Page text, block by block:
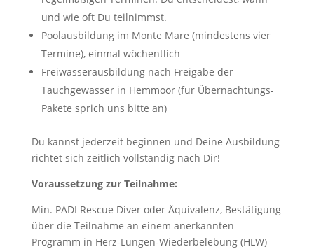
und wie oft Du teilnimmst.
Poolausbildung im Monte Mare (mindestens vier
Termine), einmal wöchentlich
Freiwasserausbildung nach Freigabe der
Tauchgewässer in Hemmoor (für Übernachtungs-
Pakete sprich uns bitte an)
Du kannst jederzeit beginnen und Deine Ausbildung
richtet sich zeitlich vollständig nach Dir!
Voraussetzung zur Teilnahme:
Min. PADI Rescue Diver oder Äquivalenz, Bestätigung
über die Teilnahme an einem anerkannten
Programm in Herz-Lungen-Wiederbelebung (HLW)